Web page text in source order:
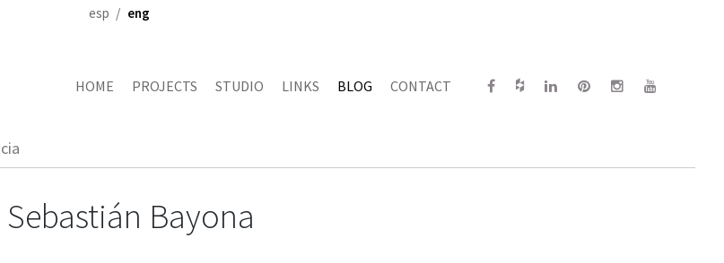
esp eng
HOME PROJECTS STUDIO LINKS BLOG CONTACT
Bayona